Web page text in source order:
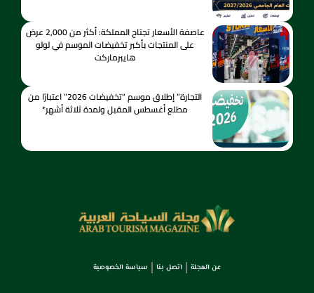
عاصفة الأسعار تجتاح المملكة: أكثر من 2,000 عرض
على المنتجات بأكبر تخفيضات الموسم في لولو
هايبرماركت
التجارة” إطلاق موسم “تخفيضات 2026” اعتبارًا من
مطلع أغسطس المقبل ولمدة ثلاثة أشهر*
عن المجلة اتصل بنا سياسة الخصوصية